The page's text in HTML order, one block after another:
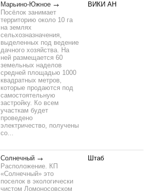
Марьино-Южное
Посёлок занимает
территорию около 10 га
на землях
сельхозназначения,
выделенных под ведение
дачного хозяйства. На
ней размещается 60
земельных наделов
средней площадью 1000
квадратных метров,
которые продаются под
самостоятельную
застройку. Ко всем
участкам будет
проведено
электричество, получены
со...
ВИКИ АН
Солнечный
Расположение. КП
«Солнечный» это
поселок в экологически
чистом Ломоносовском
Штаб